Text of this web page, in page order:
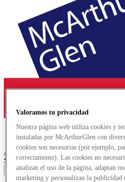
AshfordDesigner Outlet
Search input
Valoramos tu privacidad
Nuestra página web utiliza cookies y
instaladas por McArthurGlen con
cookies son necesarias (por ejemplo,
correctamente). Las cookies no
analizan el uso de la página, adaptan
marketing y personalizan la publicidad